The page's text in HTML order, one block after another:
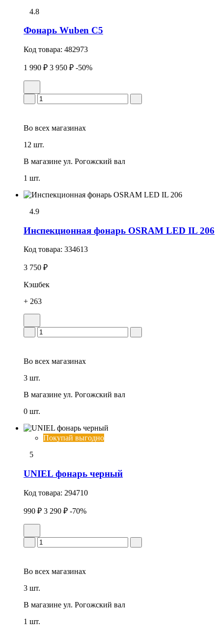
4.8
Фонарь Wuben C5
Код товара: 482973
1 990 ₽ 3 950 ₽ -50%
Во всех магазинах
12 шт.
В магазине ул. Рогожский вал
1 шт.
4.9
Инспекционная фонарь OSRAM LED IL 206
Код товара: 334613
3 750 ₽
Кэшбек
+ 263
Во всех магазинах
3 шт.
В магазине ул. Рогожский вал
0 шт.
Покупай выгодно
5
UNIEL фонарь черный
Код товара: 294710
990 ₽ 3 290 ₽ -70%
Во всех магазинах
3 шт.
В магазине ул. Рогожский вал
1 шт.